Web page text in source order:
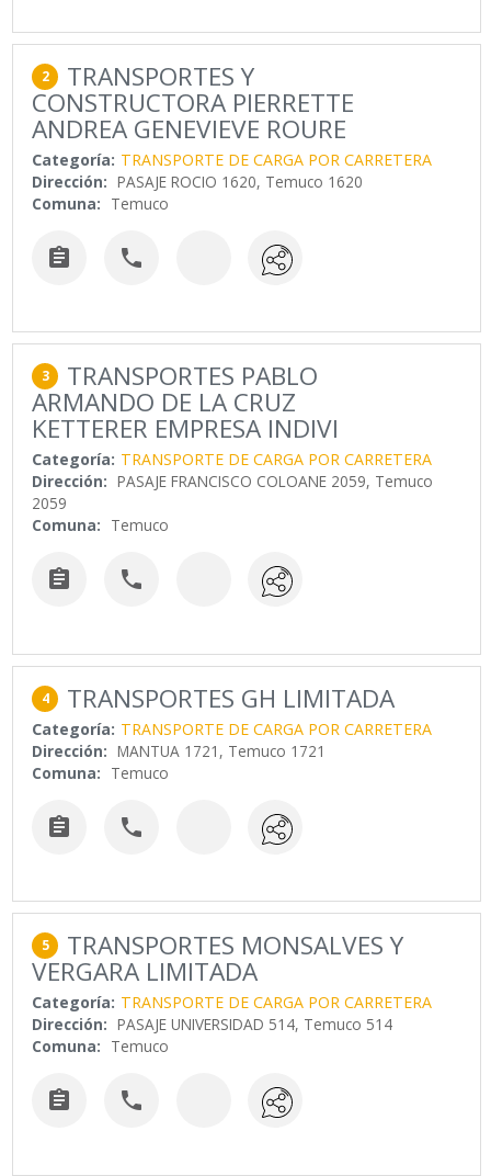
2 TRANSPORTES Y
CONSTRUCTORA PIERRETTE
ANDREA GENEVIEVE ROURE
Categoría: TRANSPORTE DE CARGA POR CARRETERA
Dirección: PASAJE ROCIO 1620, Temuco 1620
Comuna: Temuco
 
3 TRANSPORTES PABLO
ARMANDO DE LA CRUZ
KETTERER EMPRESA INDIVI
Categoría: TRANSPORTE DE CARGA POR CARRETERA
Dirección: PASAJE FRANCISCO COLOANE 2059, Temuco
2059
Comuna: Temuco
 
4 TRANSPORTES GH LIMITADA
Categoría: TRANSPORTE DE CARGA POR CARRETERA
Dirección: MANTUA 1721, Temuco 1721
Comuna: Temuco
 
5 TRANSPORTES MONSALVES Y
VERGARA LIMITADA
Categoría: TRANSPORTE DE CARGA POR CARRETERA
Dirección: PASAJE UNIVERSIDAD 514, Temuco 514
Comuna: Temuco
 